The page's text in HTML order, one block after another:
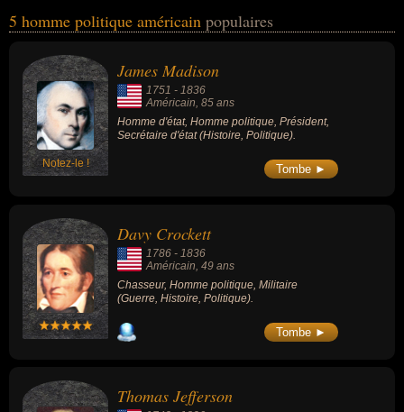
Crockett, Thomas Jefferson, Samuel Adams, John Quincy Adams...
variés dans les domaines de l'histoire, de la politique, de la guerre,
de l'art, de la littérature ou de la philosophie. Ces célébrités
peuvent également avoir été homme d'état, président, secrétaire
d'état, chasseur, militaire, artiste, écrivain ou philosophe.
5 homme politique américain populaires
Notez-le !
James Madison
1751 - 1836
Américain, 85 ans
Homme d'état, Homme politique, Président,
Secrétaire d'état (Histoire, Politique).
Tombe ►
Davy Crockett
1786 - 1836
Américain , 49 ans
Chasseur, Homme politique, Militaire
(Guerre, Histoire, Politique).
Tombe ►
Thomas Jefferson